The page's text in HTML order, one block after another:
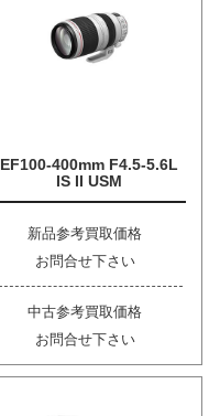
EF100-400mm F4.5-5.6L
IS II USM
新品参考買取価格
お問合せ下さい
中古参考買取価格
お問合せ下さい